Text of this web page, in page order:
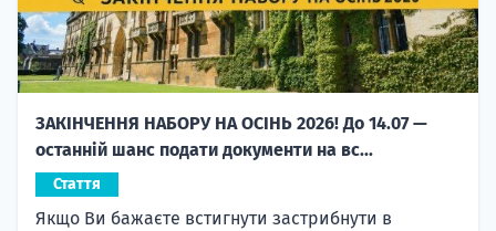
ЗАКІНЧЕННЯ НАБОРУ НА ОСІНЬ 2026! До 14.07 —
останній шанс подати документи на вс...
Стаття
Якщо Ви бажаєте встигнути застрибнути в